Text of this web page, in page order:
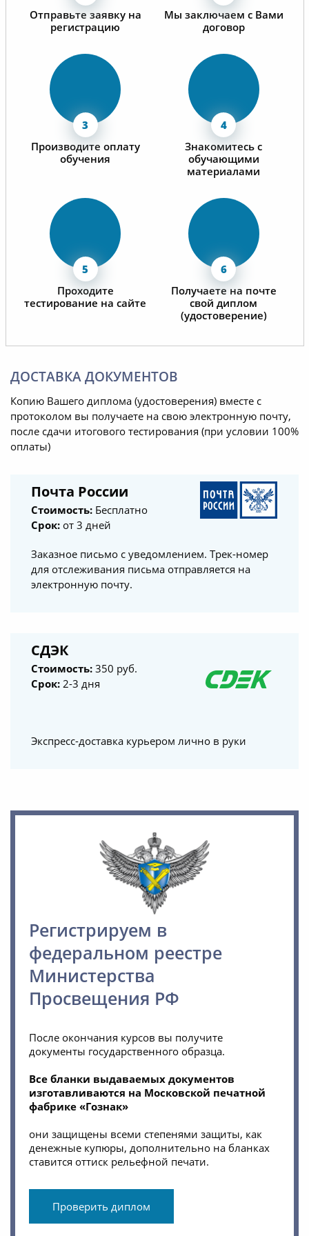
Отправьте заявку на
регистрацию
Мы заключаем с Вами
договор
Производите оплату
обучения
Знакомитесь с
обучающими
материалами
Проходите
тестирование на сайте
Получаете на почте
свой диплом
(удостоверение)
ДОСТАВКА ДОКУМЕНТОВ
Копию Вашего диплома (удостоверения) вместе с
протоколом вы получаете на свою электронную почту,
после сдачи итогового тестирования (при условии 100%
оплаты)
Почта России
Стоимость: Бесплатно
Срок: от 3 дней
Заказное письмо с уведомлением. Трек-номер
для отслеживания письма отправляется на
электронную почту.
СДЭК
Стоимость: 350 руб.
Срок: 2-3 дня
Экспресс-доставка курьером лично в руки
Регистрируем в
федеральном реестре
Министерства
Просвещения РФ
После окончания курсов вы получите
документы государственного образца.
Все бланки выдаваемых документов
изготавливаются на Московской печатной
фабрике «Гознак»
они защищены всеми степенями защиты, как
денежные купюры, дополнительно на бланках
ставится оттиск рельефной печати.
Проверить диплом